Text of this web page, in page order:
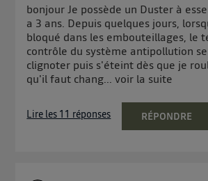
bonjour Je possède un Duster à
a 3 ans. Depuis quelques jours,
bloqué dans les embouteillages, le
contrôle du système antipollution
clignoter puis s'éteint dès que je
qu'il faut chang...voir la suite
Lire les 11 réponses RÉPONDRE